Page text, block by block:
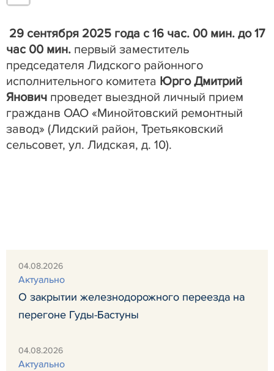
29 сентября 2025 года с 16 час. 00 мин. до 17
час 00 мин. первый заместитель
председателя Лидского районного
исполнительного комитета Юрго Дмитрий
Янович проведет выездной личный прием
гражданв ОАО «Минойтовский ремонтный
завод» (Лидский район, Третьяковский
сельсовет, ул. Лидская, д. 10).
04.08.2026
Актуально
О закрытии железнодорожного переезда на
перегоне Гуды-Бастуны
04.08.2026
Актуально